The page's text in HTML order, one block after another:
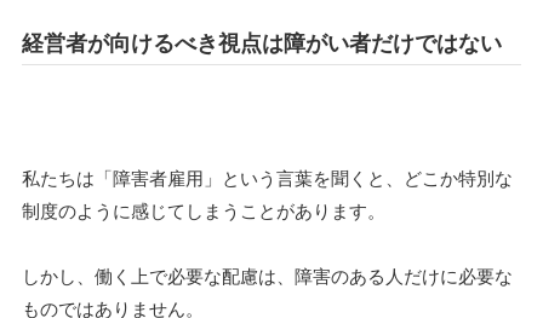
経営者が向けるべき視点は障がい者だけではない
私たちは「障害者雇用」という言葉を聞くと、どこか特別な
制度のように感じてしまうことがあります。
しかし、働く上で必要な配慮は、障害のある人だけに必要な
ものではありません。